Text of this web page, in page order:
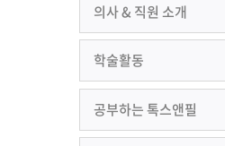
의사 & 직원 소개
학술활동
공부하는 톡스앤필